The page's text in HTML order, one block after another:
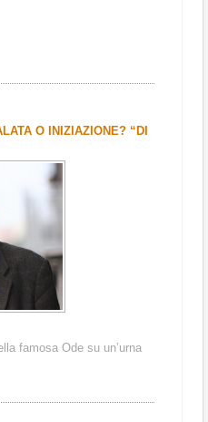
O INIZIAZIONE? “DI
famosa Ode su un’urna